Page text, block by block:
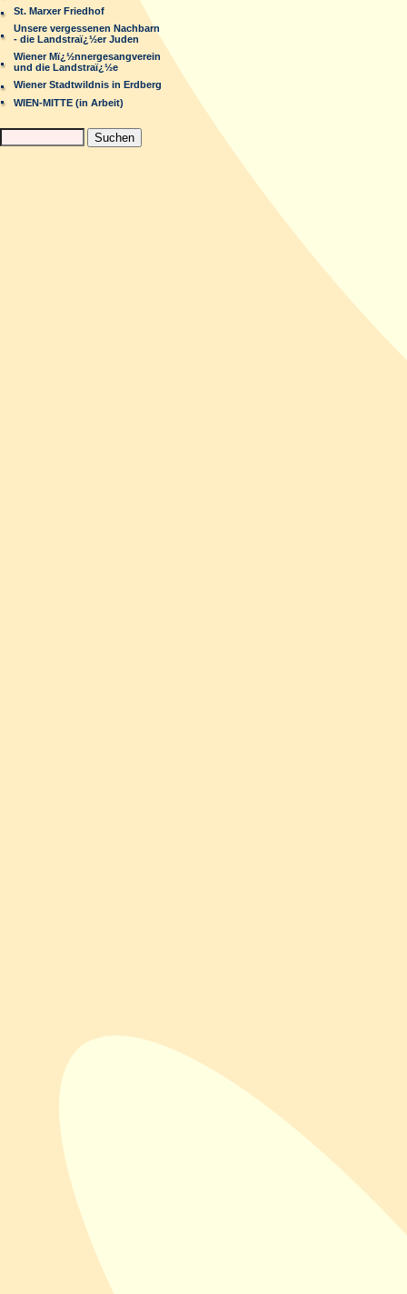
St. Marxer Friedhof
Unsere vergessenen Nachbarn
- die Landstraï¿½er Juden
Wiener Mï¿½nnergesangverein
und die Landstraï¿½e
Wiener Stadtwildnis in Erdberg
WIEN-MITTE (in Arbeit)